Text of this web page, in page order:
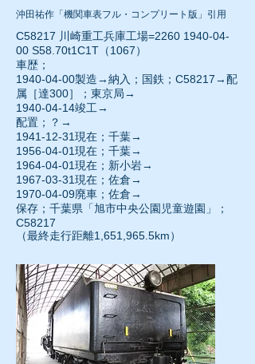
沖田祐作「機関車表フル・コンプリート版」引用
C58217 川崎重工兵庫工場=2260 1940-04-
00 S58.70t1C1T（1067）
車歴；
1940-04-00製造→納入；国鉄；C58217→配
属［達300］；東京局→
1940-04-14竣工→
配置；？→
1941-12-31現在；千葉→
1956-04-01現在；千葉→
1964-04-01現在；新小岩→
1967-03-31現在；佐倉→
1970-04-09廃車；佐倉→
保存；千葉県「旭市中央公園児童遊園」；
C58217
（最終走行距離1,651,965.5km）